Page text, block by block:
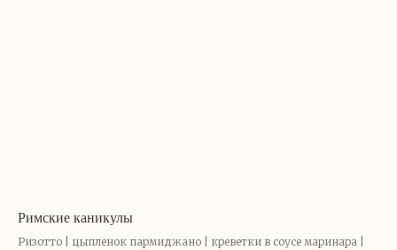
Римские каникулы
Ризотто | цыпленок пармиджано | креветки в соусе маринара |